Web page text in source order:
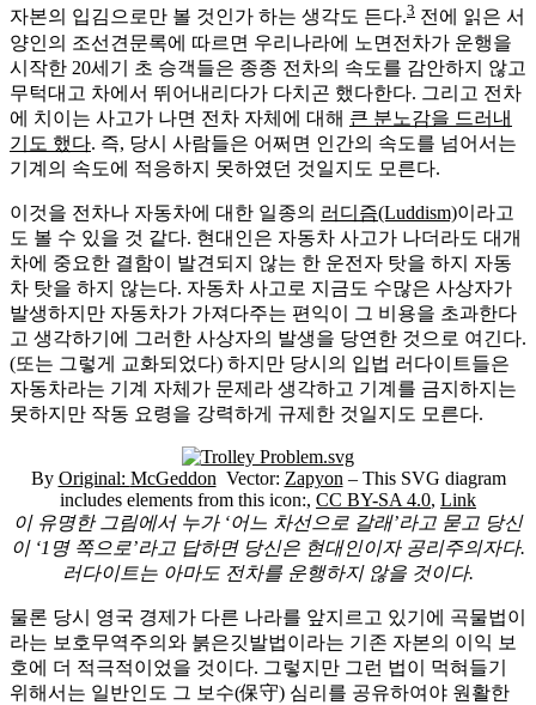
자본의 입김으로만 볼 것인가 하는 생각도 든다.3 전에 읽은 서
양인의 조선견문록에 따르면 우리나라에 노면전차가 운행을
시작한 20세기 초 승객들은 종종 전차의 속도를 감안하지 않고
무턱대고 차에서 뛰어내리다가 다치곤 했다한다. 그리고 전차
에 치이는 사고가 나면 전차 자체에 대해 큰 분노감을 드러내
기도 했다. 즉, 당시 사람들은 어쩌면 인간의 속도를 넘어서는
기계의 속도에 적응하지 못하였던 것일지도 모른다.
이것을 전차나 자동차에 대한 일종의 러디즘(Luddism)이라고
도 볼 수 있을 것 같다. 현대인은 자동차 사고가 나더라도 대개
차에 중요한 결함이 발견되지 않는 한 운전자 탓을 하지 자동
차 탓을 하지 않는다. 자동차 사고로 지금도 수많은 사상자가
발생하지만 자동차가 가져다주는 편익이 그 비용을 초과한다
고 생각하기에 그러한 사상자의 발생을 당연한 것으로 여긴다.
(또는 그렇게 교화되었다) 하지만 당시의 입법 러다이트들은
자동차라는 기계 자체가 문제라 생각하고 기계를 금지하지는
못하지만 작동 요령을 강력하게 규제한 것일지도 모른다.
By Original: McGeddon Vector: Zapyon – This SVG diagram
includes elements from this icon:, CC BY-SA 4.0, Link
이 유명한 그림에서 누가 ‘어느 차선으로 갈래’라고 묻고 당신
이 ‘1명 쪽으로’라고 답하면 당신은 현대인이자 공리주의자다.
러다이트는 아마도 전차를 운행하지 않을 것이다.
물론 당시 영국 경제가 다른 나라를 앞지르고 있기에 곡물법이
라는 보호무역주의와 붉은깃발법이라는 기존 자본의 이익 보
호에 더 적극적이었을 것이다. 그렇지만 그런 법이 먹혀들기
위해서는 일반인도 그 보수(保守) 심리를 공유하여야 원활한